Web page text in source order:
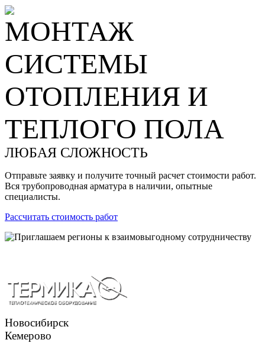
МОНТАЖ
СИСТЕМЫ
ОТОПЛЕНИЯ И
ТЕПЛОГО ПОЛА
ЛЮБАЯ СЛОЖНОСТЬ
Отправьте заявку и получите точный расчет стоимости работ.
Вся трубопроводная арматура в наличии, опытные
специалисты.
Рассчитать стоимость работ
Новосибирск
Кемерово